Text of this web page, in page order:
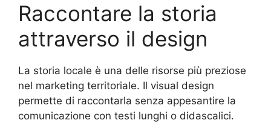
Raccontare la storia
attraverso il design
La storia locale è una delle risorse più preziose
nel marketing territoriale. Il visual design
permette di raccontarla senza appesantire la
comunicazione con testi lunghi o didascalici.